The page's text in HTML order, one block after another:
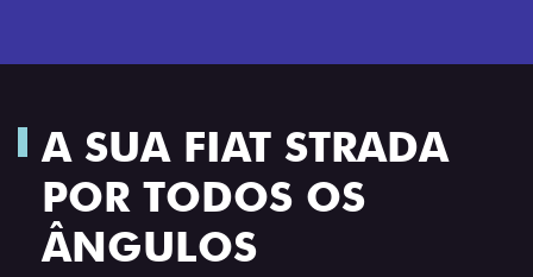
A SUA FIAT STRADA
POR TODOS OS
ÂNGULOS